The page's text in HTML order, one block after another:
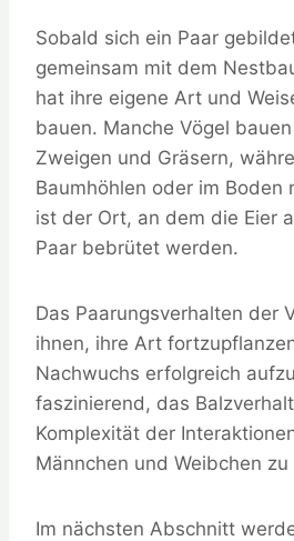
Sobald sich ein Paar
gemeinsam mit dem
hat ihre eigene Art und
bauen. Manche Vögel
Zweigen und Gräsern,
Baumhöhlen oder im Boden
ist der Ort, an dem die Eier
Paar bebrütet werden.
Das Paarungsverhalten der
ihnen, ihre Art
Nachwuchs erfolgreich
faszinierend, das
Komplexität der
Männchen und Weibchen
Im nächsten Abschnitt